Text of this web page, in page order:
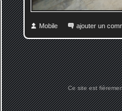
Mobile ajouter un
Ce site est